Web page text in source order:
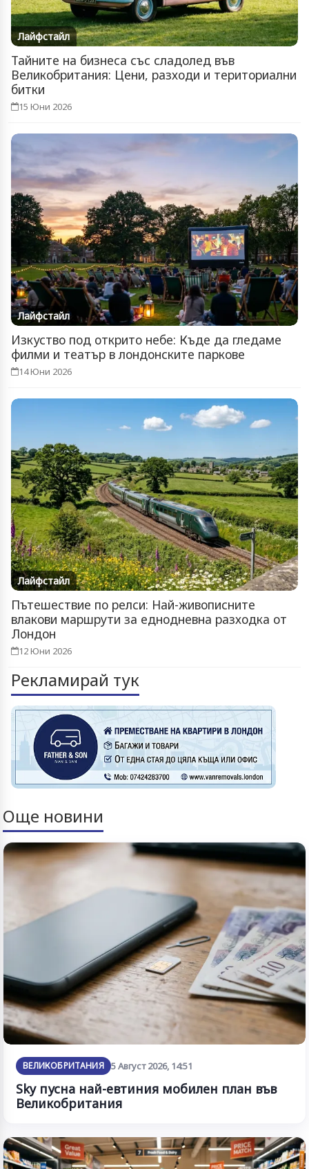
Лайфстайл
Тайните на бизнеса със сладолед във
Великобритания: Цени, разходи и териториални
битки
15 Юни 2026
Лайфстайл
Изкуство под открито небе: Къде да гледаме
филми и театър в лондонските паркове
14 Юни 2026
Лайфстайл
Пътешествие по релси: Най-живописните
влакови маршрути за еднодневна разходка от
Лондон
12 Юни 2026
Рекламирай тук
Още новини
ВЕЛИКОБРИТАНИЯ 5 Август 2026, 14:51
Sky пусна най-евтиния мобилен план във
Великобритания